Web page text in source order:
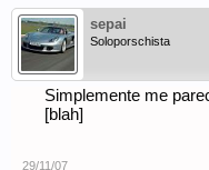
sepai
Soloporschista
Simplemente me
[blah]
29/11/07